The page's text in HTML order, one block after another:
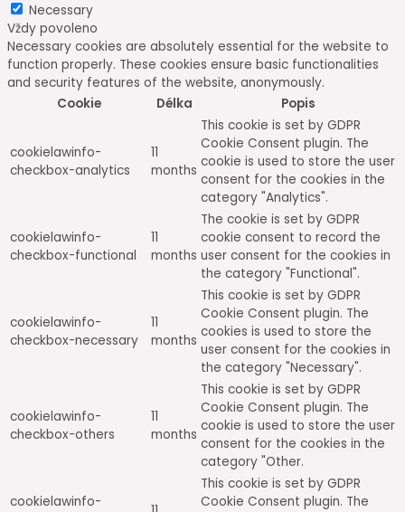
Necessary
Vždy povoleno
Necessary cookies are absolutely essential for the website to
function properly. These cookies ensure basic functionalities
and security features of the website, anonymously.
Cookie
Délka Popis
cookielawinfo-
checkbox-analytics
11
months
This cookie is set by GDPR
Cookie Consent plugin. The
cookie is used to store the user
consent for the cookies in the
category "Analytics".
cookielawinfo-
checkbox-functional
11
months
The cookie is set by GDPR
cookie consent to record the
user consent for the cookies in
the category "Functional".
cookielawinfo-
checkbox-necessary
11
months
This cookie is set by GDPR
Cookie Consent plugin. The
cookies is used to store the
user consent for the cookies in
the category "Necessary".
cookielawinfo-
checkbox-others
11
months
This cookie is set by GDPR
Cookie Consent plugin. The
cookie is used to store the user
consent for the cookies in the
category "Other.
cookielawinfo-
This cookie is set by GDPR
Cookie Consent plugin. The